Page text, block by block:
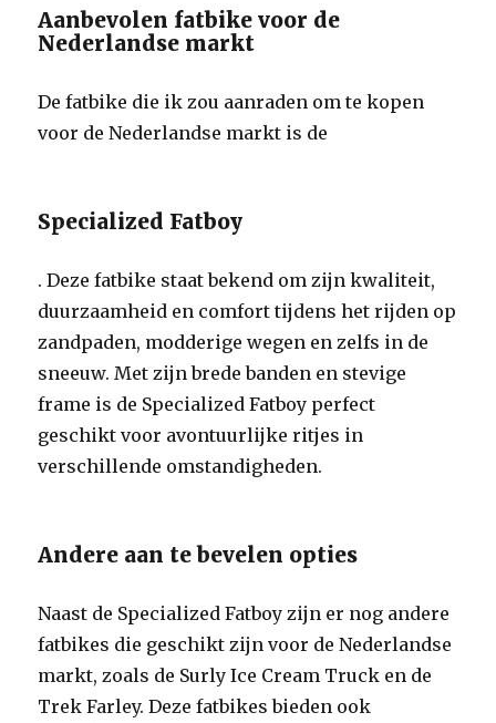
Aanbevolen fatbike voor de
Nederlandse markt
De fatbike die ik zou aanraden om te kopen
voor de Nederlandse markt is de
Specialized Fatboy
. Deze fatbike staat bekend om zijn kwaliteit,
duurzaamheid en comfort tijdens het rijden op
zandpaden, modderige wegen en zelfs in de
sneeuw. Met zijn brede banden en stevige
frame is de Specialized Fatboy perfect
geschikt voor avontuurlijke ritjes in
verschillende omstandigheden.
Andere aan te bevelen opties
Naast de Specialized Fatboy zijn er nog andere
fatbikes die geschikt zijn voor de Nederlandse
markt, zoals de Surly Ice Cream Truck en de
Trek Farley. Deze fatbikes bieden ook